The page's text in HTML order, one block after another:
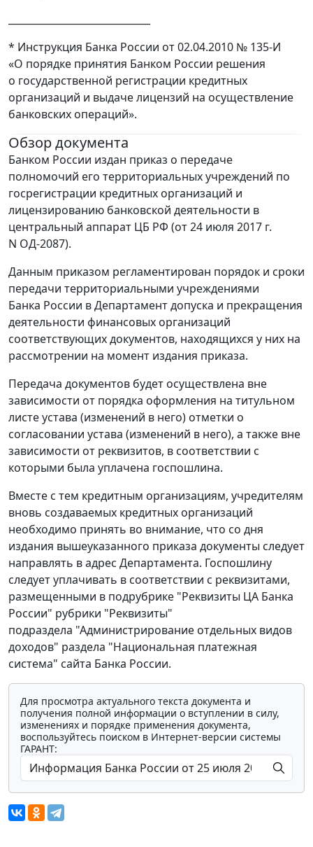
* Инструкция Банка России от 02.04.2010 № 135-И
«О порядке принятия Банком России решения
о государственной регистрации кредитных
организаций и выдаче лицензий на осуществление
банковских операций».
Обзор документа
Банком России издан приказ о передаче
полномочий его территориальных учреждений по
госрегистрации кредитных организаций и
лицензированию банковской деятельности в
центральный аппарат ЦБ РФ (от 24 июля 2017 г.
N ОД-2087).
Данным приказом регламентирован порядок и сроки
передачи территориальными учреждениями
Банка России в Департамент допуска и прекращения
деятельности финансовых организаций
соответствующих документов, находящихся у них на
рассмотрении на момент издания приказа.
Передача документов будет осуществлена вне
зависимости от порядка оформления на титульном
листе устава (изменений в него) отметки о
согласовании устава (изменений в него), а также вне
зависимости от реквизитов, в соответствии с
которыми была уплачена госпошлина.
Вместе с тем кредитным организациям, учредителям
вновь создаваемых кредитных организаций
необходимо принять во внимание, что со дня
издания вышеуказанного приказа документы следует
направлять в адрес Департамента. Госпошлину
следует уплачивать в соответствии с реквизитами,
размещенными в подрубрике "Реквизиты ЦА Банка
России" рубрики "Реквизиты"
подраздела "Администрирование отдельных видов
доходов" раздела "Национальная платежная
система" сайта Банка России.
Для просмотра актуального текста документа и
получения полной информации о вступлении в силу,
изменениях и порядке применения документа,
воспользуйтесь поиском в Интернет-версии системы
ГАРАНТ: